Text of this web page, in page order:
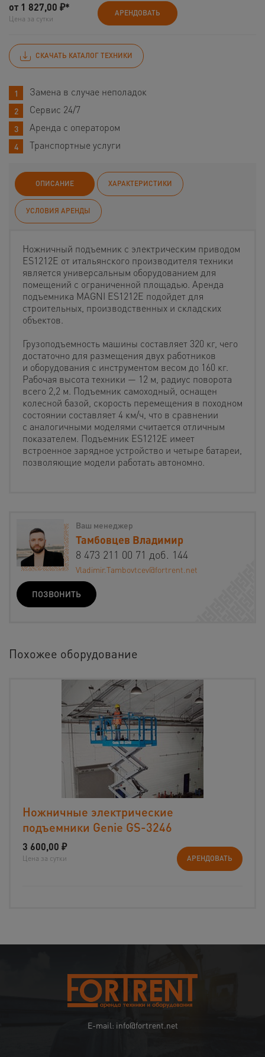
от 1 827,00 ₽*
Цена за сутки
АРЕНДОВАТЬ
СКАЧАТЬ КАТАЛОГ ТЕХНИКИ
Замена в случае неполадок
Сервис 24/7
Аренда с оператором
Транспортные услуги
ОПИСАНИЕ ХАРАКТЕРИСТИКИ
УСЛОВИЯ АРЕНДЫ
Ножничный подъемник с электрическим приводом
ES1212E от итальянского производителя техники
является универсальным оборудованием для
помещений с ограниченной площадью. Аренда
подъемника MAGNI ES1212E подойдет для
строительных, производственных и складских
объектов.
Грузоподъемность машины составляет 320 кг, чего
достаточно для размещения двух работников
и оборудования с инструментом весом до 160 кг.
Рабочая высота техники — 12 м, радиус поворота
всего 2,2 м. Подъемник самоходный, оснащен
колесной базой, скорость перемещения в походном
состоянии составляет 4 км/ч, что в сравнении
с аналогичными моделями считается отличным
показателем. Подъемник ES1212E имеет
встроенное зарядное устройство и четыре батареи,
позволяющие модели работать автономно.
Ваш менеджер
Тамбовцев Владимир
8 473 211 00 71 доб. 144
Vladimir.Tambovtcev@fortrent.net
ПОЗВОНИТЬ
Похожее оборудование
Ножничные электрические
подъемники Genie GS-3246
3 600,00 ₽
Цена за сутки АРЕНДОВАТЬ
E-mail: info@fortrent.net